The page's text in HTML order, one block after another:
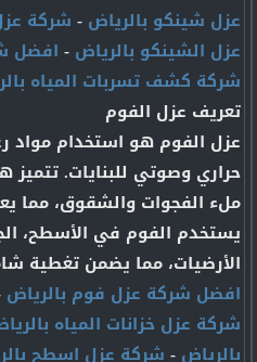
عزل شينكو بالرياض - شركة
عزل الشينكو بالرياض - افضل
شركة كشف تسربات المياه
تعريف عزل الفوم
عزل الفوم هو استخدام مواد
حراري وصوتي للبنايات. تتميز
ملء الفجوات والشقوق، مما
يستخدم الفوم في الأسطح،
الأرضيات، مما يضمن تغطية
افضل شركة عزل فوم بالرياض
شركة عزل خزانات المياه
بالرياض - شركة عزل اسطح